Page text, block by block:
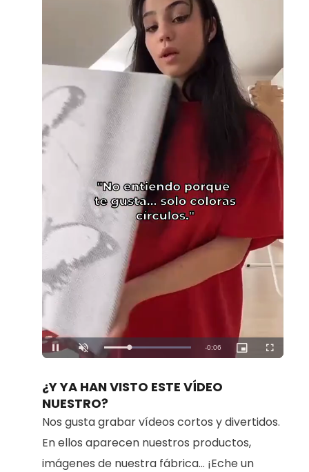
Unmute Loaded:
100.00%
¿Y YA HAN VISTO ESTE VÍDEO
NUESTRO?
Nos gusta grabar vídeos cortos y divertidos.
En ellos aparecen nuestros productos,
imágenes de nuestra fábrica... ¡Eche un